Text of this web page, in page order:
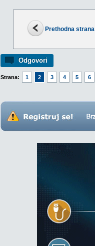
Prethodna strana
Odgovori
Strana: 1 2 3 4 5 6